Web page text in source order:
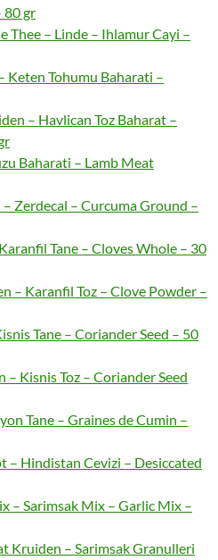
80 gr
Thee – Linde – Ihlamur Cayi –
Keten Tohumu Baharati –
– Havlican Toz Baharat –
Baharati – Lamb Meat
Zerdecal – Curcuma Ground –
Tane – Cloves Whole – 30
– Karanfil Toz – Clove Powder –
Tane – Coriander Seed – 50
Kisnis Toz – Coriander Seed
Tane – Graines de Cumin –
– Hindistan Cevizi – Desiccated
– Sarimsak Mix – Garlic Mix –
Kruiden – Sarimsak Granulleri